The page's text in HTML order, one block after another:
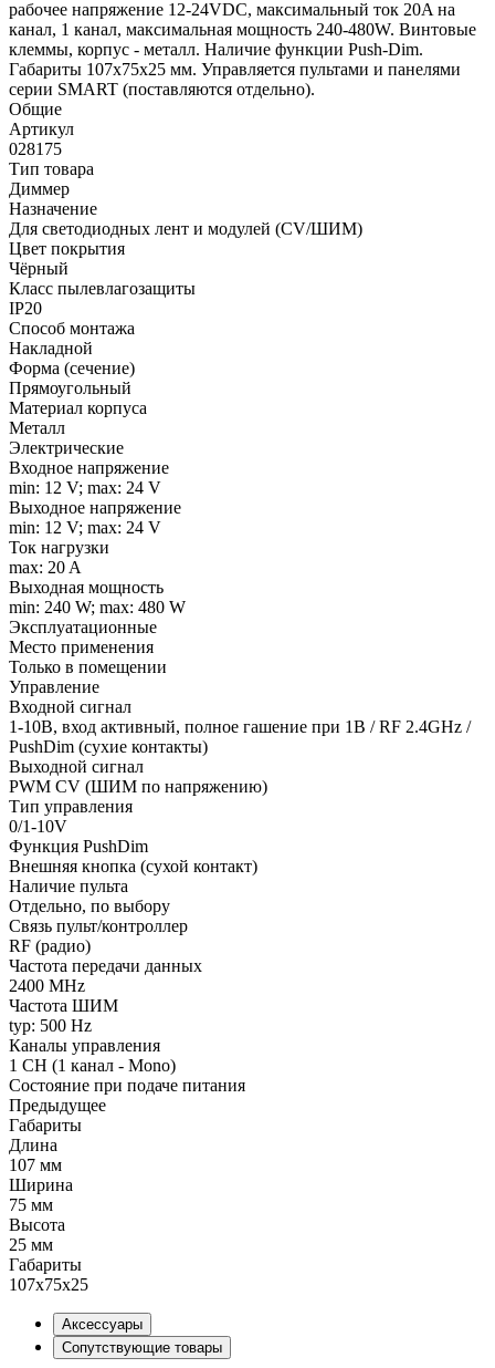
рабочее напряжение 12-24VDC, максимальный ток 20A на
канал, 1 канал, максимальная мощность 240-480W. Винтовые
клеммы, корпус - металл. Наличие функции Push-Dim.
Габариты 107x75x25 мм. Управляется пультами и панелями
серии SMART (поставляются отдельно).
Общие
Артикул
028175
Тип товара
Диммер
Назначение
Для светодиодных лент и модулей (CV/ШИМ)
Цвет покрытия
Чёрный
Класс пылевлагозащиты
IP20
Способ монтажа
Накладной
Форма (сечение)
Прямоугольный
Материал корпуса
Металл
Электрические
Входное напряжение
min: 12 V; max: 24 V
Выходное напряжение
min: 12 V; max: 24 V
Ток нагрузки
max: 20 A
Выходная мощность
min: 240 W; max: 480 W
Эксплуатационные
Место применения
Только в помещении
Управление
Входной сигнал
1-10В, вход активный, полное гашение при 1В / RF 2.4GHz /
PushDim (сухие контакты)
Выходной сигнал
PWM СV (ШИМ по напряжению)
Тип управления
0/1-10V
Функция PushDim
Внешняя кнопка (сухой контакт)
Наличие пульта
Отдельно, по выбору
Связь пульт/контроллер
RF (радио)
Частота передачи данных
2400 MHz
Частота ШИМ
typ: 500 Hz
Каналы управления
1 CH (1 канал - Mono)
Состояние при подаче питания
Предыдущее
Габариты
Длина
107 мм
Ширина
75 мм
Высота
25 мм
Габариты
107x75x25
Аксессуары
Сопутствующие товары